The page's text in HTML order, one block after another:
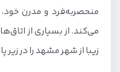
منحصر‌به‌فرد و مدرن
می‌کند. از بسیاری از
زیبا از شهر مشهد را در